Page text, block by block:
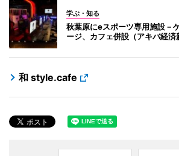
学ぶ・知る
秋葉原にeスポーツ専用施設－
ージ、カフェ併設（アキバ経済
和 style.cafe